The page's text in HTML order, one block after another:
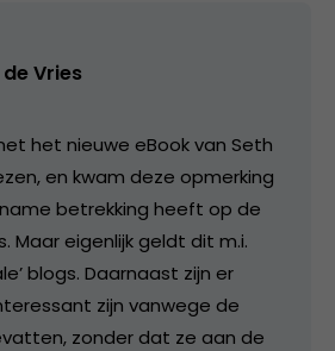
de Vries
het nieuwe eBook van Seth
en kwam deze opmerking
betrekking heeft op de
Maar eigenlijk geldt dit m.i.
blogs. Daarnaast zijn er
zijn vanwege de
zonder dat ze aan de